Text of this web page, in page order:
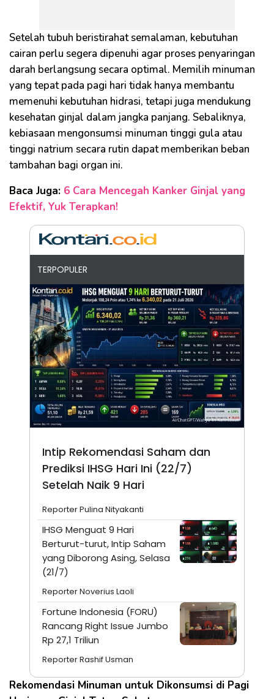
Setelah tubuh beristirahat semalaman, kebutuhan
cairan perlu segera dipenuhi agar proses penyaringan
darah berlangsung secara optimal. Memilih minuman
yang tepat pada pagi hari tidak hanya membantu
memenuhi kebutuhan hidrasi, tetapi juga mendukung
kesehatan ginjal dalam jangka panjang. Sebaliknya,
kebiasaan mengonsumsi minuman tinggi gula atau
tinggi natrium secara rutin dapat memberikan beban
tambahan bagi organ ini.
Baca Juga: 6 Cara Mencegah Kanker Ginjal yang
Efektif, Yuk Terapkan!
TERPOPULER
Intip Rekomendasi Saham dan
Prediksi IHSG Hari Ini (22/7)
Setelah Naik 9 Hari
Reporter Pulina Nityakanti
IHSG Menguat 9 Hari
Berturut-turut, Intip Saham
yang Diborong Asing, Selasa
(21/7)
Reporter Noverius Laoli
Fortune Indonesia (FORU)
Rancang Right Issue Jumbo
Rp 27,1 Triliun
Reporter Rashif Usman
Rekomendasi Minuman untuk Dikonsumsi di Pagi